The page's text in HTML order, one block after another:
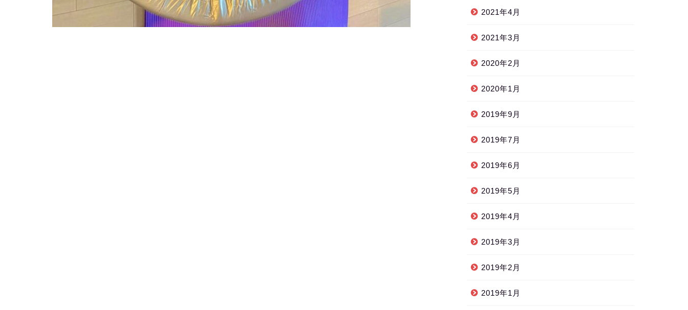
2021年4月
2021年3月
2020年2月
2020年1月
2019年9月
2019年7月
2019年6月
2019年5月
2019年4月
2019年3月
2019年2月
2019年1月